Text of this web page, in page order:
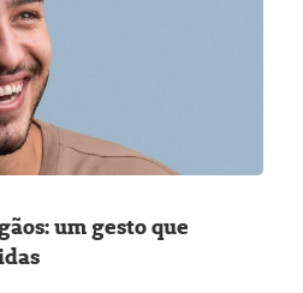
um gesto que